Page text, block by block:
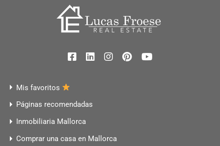
Mis favoritos
Páginas recomendadas
Inmobiliaria Mallorca
Comprar una casa en Mallorca